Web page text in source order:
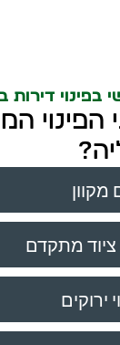
בפינוי דירות
הפינוי
מקוון
ציוד מתקדם
ירוקים